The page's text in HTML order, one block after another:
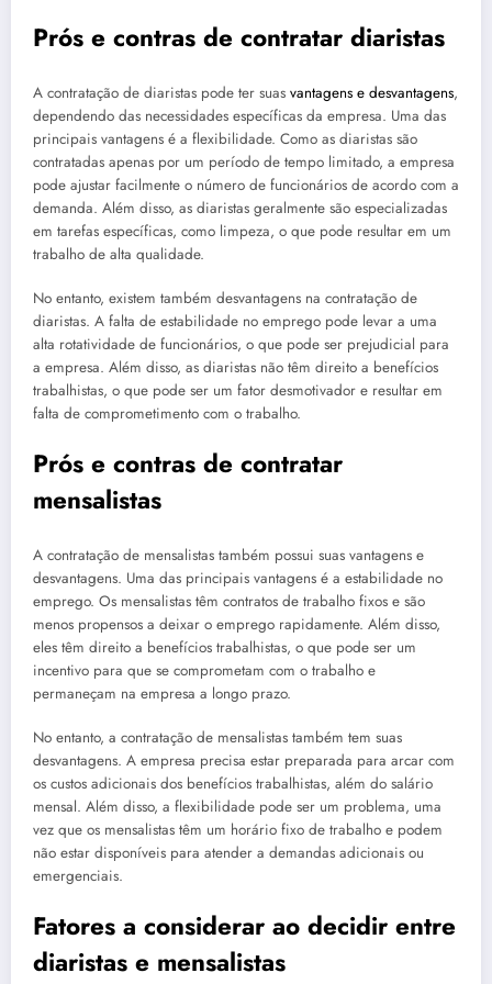
Prós e contras de contratar diaristas
A contratação de diaristas pode ter suas vantagens e desvantagens,
dependendo das necessidades específicas da empresa. Uma das
principais vantagens é a flexibilidade. Como as diaristas são
contratadas apenas por um período de tempo limitado, a empresa
pode ajustar facilmente o número de funcionários de acordo com a
demanda. Além disso, as diaristas geralmente são especializadas
em tarefas específicas, como limpeza, o que pode resultar em um
trabalho de alta qualidade.
No entanto, existem também desvantagens na contratação de
diaristas. A falta de estabilidade no emprego pode levar a uma
alta rotatividade de funcionários, o que pode ser prejudicial para
a empresa. Além disso, as diaristas não têm direito a benefícios
trabalhistas, o que pode ser um fator desmotivador e resultar em
falta de comprometimento com o trabalho.
Prós e contras de contratar
mensalistas
A contratação de mensalistas também possui suas vantagens e
desvantagens. Uma das principais vantagens é a estabilidade no
emprego. Os mensalistas têm contratos de trabalho fixos e são
menos propensos a deixar o emprego rapidamente. Além disso,
eles têm direito a benefícios trabalhistas, o que pode ser um
incentivo para que se comprometam com o trabalho e
permaneçam na empresa a longo prazo.
No entanto, a contratação de mensalistas também tem suas
desvantagens. A empresa precisa estar preparada para arcar com
os custos adicionais dos benefícios trabalhistas, além do salário
mensal. Além disso, a flexibilidade pode ser um problema, uma
vez que os mensalistas têm um horário fixo de trabalho e podem
não estar disponíveis para atender a demandas adicionais ou
emergenciais.
Fatores a considerar ao decidir entre
diaristas e mensalistas